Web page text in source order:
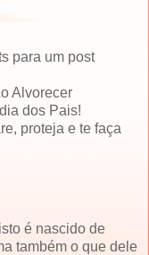
para um post
Alvorecer
dos Pais!
proteja e te faça
é nascido de
também o que dele